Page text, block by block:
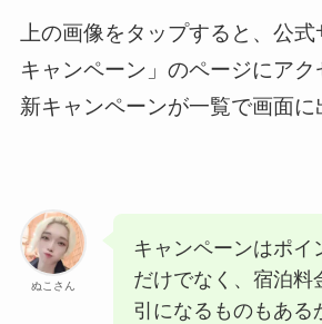
上の画像をタップすると、公
キャンペーン」のページにア
新キャンペーンが一覧で画面に
ぬこさん
キャンペーンはポイ
だけでなく、宿泊料
引になるものもある